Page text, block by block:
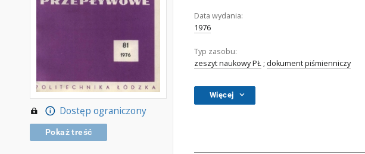
Dostęp ograniczony
Pokaż treść
Data wydania:
1976
Typ zasobu:
zeszyt naukowy PŁ ; dokument piśmienniczy
Więcej